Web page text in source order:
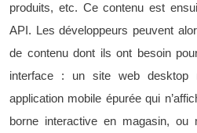
produits, etc. Ce contenu est
API. Les développeurs peuvent
de contenu dont ils ont besoin
interface : un site web desktop
application mobile épurée qui
borne interactive en magasin, ou